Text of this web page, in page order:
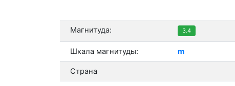
Магнитуда: 3.4
Шкала магнитуды: m
Страна